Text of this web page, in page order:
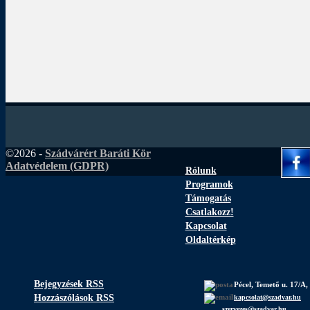
Rólunk
Programok
Támogatás
Csatlakozz!
Kapcsolat
Oldaltérkép
Bejegyzések RSS
Hozzászólások RSS
Pécel, Temető u. 17/A,
kapcsolat@szadvar.hu
©2026 - Szádvárért Baráti Kör
Adatvédelem (GDPR)